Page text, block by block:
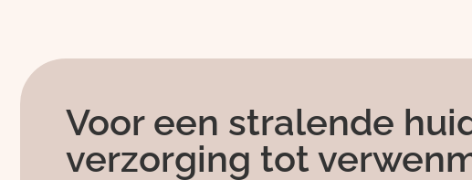
Voor een stralende
verzorging tot